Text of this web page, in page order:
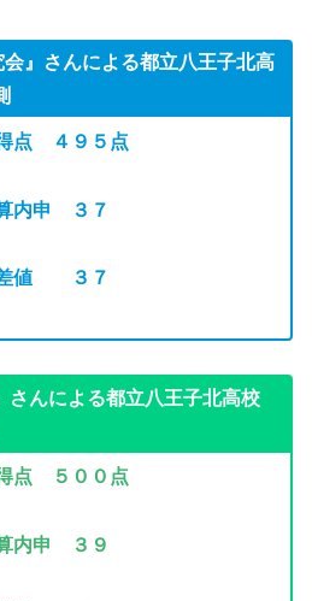
』 さんによる都立八王子北高
点 ４９５点
内申 ３７
値 ３７
さんによる都立八王子北高校
点 ５００ 点
内申 ３９